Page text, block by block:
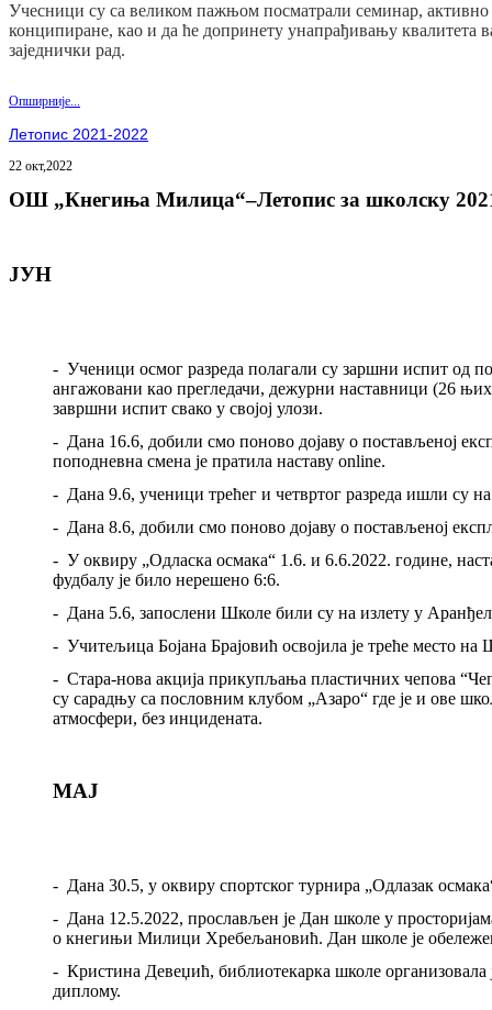
Учесници су са великом пажњом посматрали семинар, активно
конципиране, као и да ће допринету унапрађивању квалитета
заједнички рад.
Опширније...
Летопис 2021-2022
22 окт,2022
ОШ „Кнегиња Милица“–Летопис за школску 20
ЈУН
- Ученици осмог разреда полагали су заршни испит од
ангажовани као прегледачи, дежурни наставници (26
завршни испит свако у својој улози.
- Дана 16.6, добили смо поново дојаву о постављеној
поподневна смена је пратила наставу online.
- Дана 9.6, ученици трећег и четвртог разреда ишли су
- Дана 8.6, добили смо поново дојаву о постављеној
- У оквиру „Одласка осмака“ 1.6. и 6.6.2022. године,
фудбалу је било нерешено 6:6.
- Дана 5.6, запослени Школе били су на излету у
- Учитељица Бојана Брајовић освојила је треће место
- Стара-нова акција прикупљања пластичних чепова
су сарадњу са пословним клубом „Азаро“ где је и ове
атмосфери, без инцидената.
МАЈ
- Дана 30.5, у оквиру спортског турнира „Одлазак
- Дана 12.5.2022, прослављен је Дан школе у
о кнегињи Милици Хребељановић. Дан школе је
- Кристина Девеџић, библиотекарка школе организовала
диплому.